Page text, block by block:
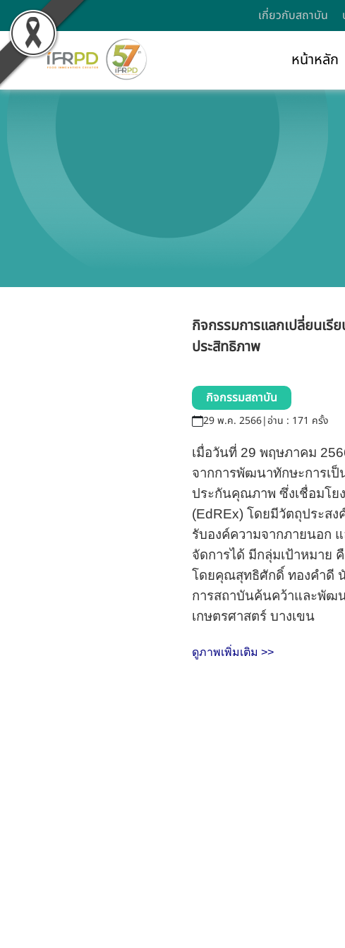
เกี่ยวกับสถาบัน
หน้าหลัก
กิจกรรมการแลกเปลี่ยนเรี
ประสิทธิภาพ
กิจกรรมสถาบัน
29 พ.ค. 2566|อ่าน : 171 ครั้ง
เมื่อวันที่ 29 พฤษภาคม
จากการพัฒนาทักษะการเป็
ประกันคุณภาพ ซึ่งเชื่อมโย
(EdREx) โดยมีวัตถุประสง
รับองค์ความจากภายนอก
จัดการได้ มีกลุ่มเป้าหมาย
โดยคุณสุทธิศักดิ์ ทองคำดี
การสถาบันค้นคว้าและพัฒ
เกษตรศาสตร์ บางเขน
ดูภาพเพิ่มเติม >>